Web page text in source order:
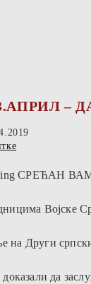
–
Војске
на Други
да